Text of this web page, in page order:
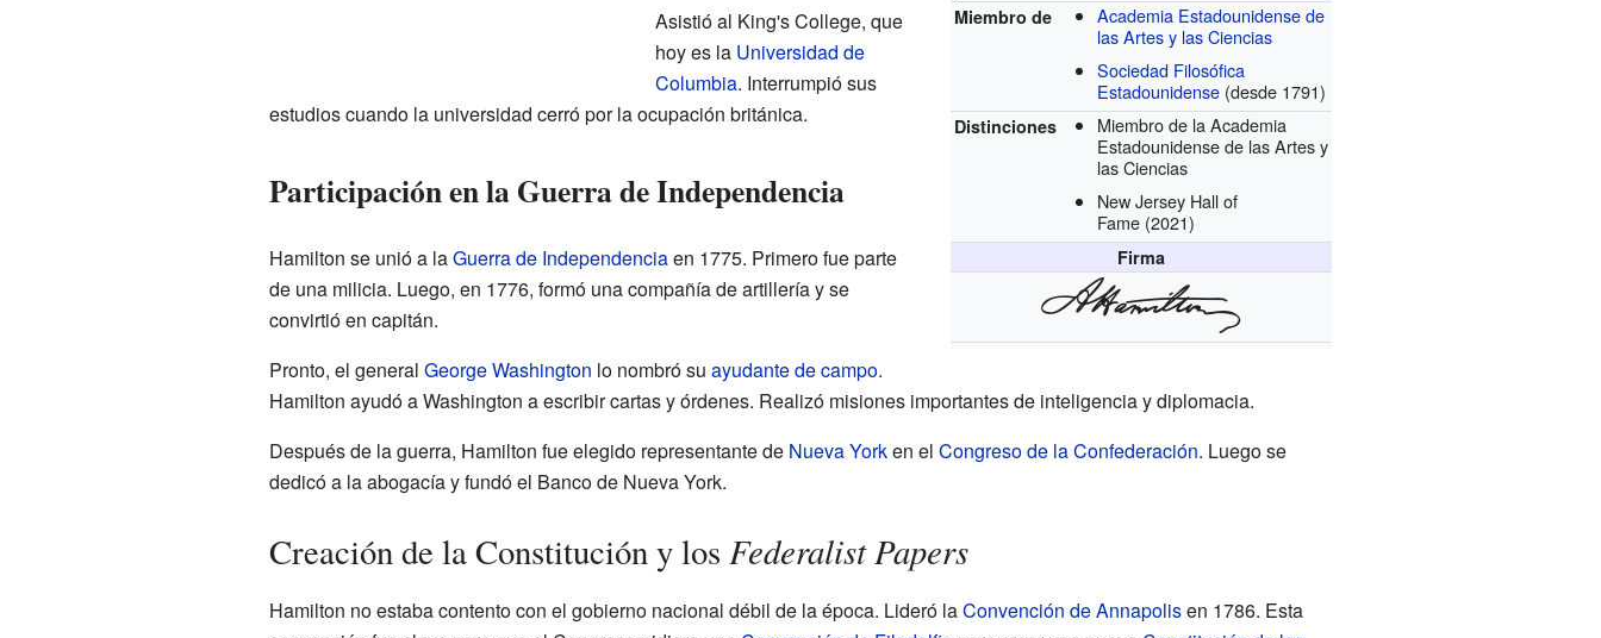
Miembro de
Academia Estadounidense de
las Artes y las Ciencias
Sociedad Filosófica
Estadounidense (desde 1791)
Distinciones
Miembro de la Academia
Estadounidense de las Artes y
las Ciencias
New Jersey Hall of
Fame (2021)
Firma
Asistió al King's College, que
hoy es la Universidad de
Columbia. Interrumpió sus
estudios cuando la universidad cerró por la ocupación británica.
Participación en la Guerra de Independencia
Hamilton se unió a laGuerra de Independenciaen 1775. Primero fue parte
de una milicia. Luego, en 1776, formó una compañía de artillería y se
convirtió en capitán.
Pronto, el general George Washington lo nombró su ayudante de campo.
Hamilton ayudó a Washington a escribir cartas y órdenes. Realizó misiones importantes de inteligencia y diplomacia.
Después de la guerra, Hamilton fue elegido representante de Nueva Yorken el Congreso de la Confederación. Luego se
dedicó a la abogacía y fundó el Banco de Nueva York.
Creación de la Constitución y los Federalist Papers
Hamilton no estaba contento con el gobierno nacional débil de la época. Lideró laConvención de Annapolisen 1786. Esta